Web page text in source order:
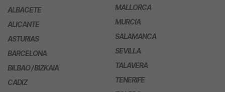
ALBACETE
ALICANTE
ASTURIAS
BARCELONA
BILBAO / BIZKAIA
CADIZ
MALLORCA
MURCIA
SALAMANCA
SEVILLA
TALAVERA
TENERIFE